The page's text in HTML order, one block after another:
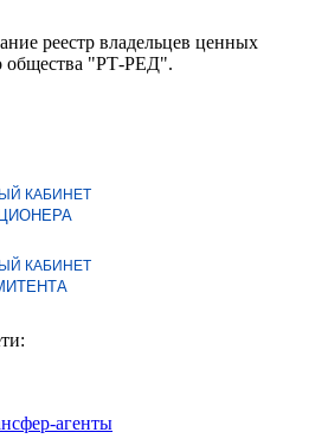
реестр владельцев ценных
общества "РТ-РЕД".
КАБИНЕТ
КАБИНЕТ
агенты